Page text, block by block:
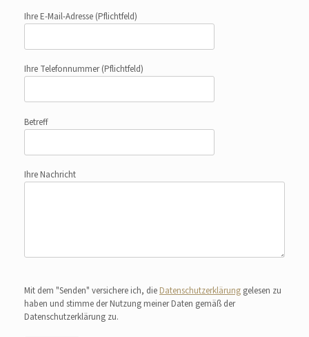
Ihre E-Mail-Adresse (Pflichtfeld)
Ihre Telefonnummer(Pflichtfeld)
Betreff
Ihre Nachricht
Mit dem "Senden" versichere ich, die Datenschutzerklärung gelesen zu
haben und stimme der Nutzung meiner Daten gemäß der
Datenschutzerklärung zu.